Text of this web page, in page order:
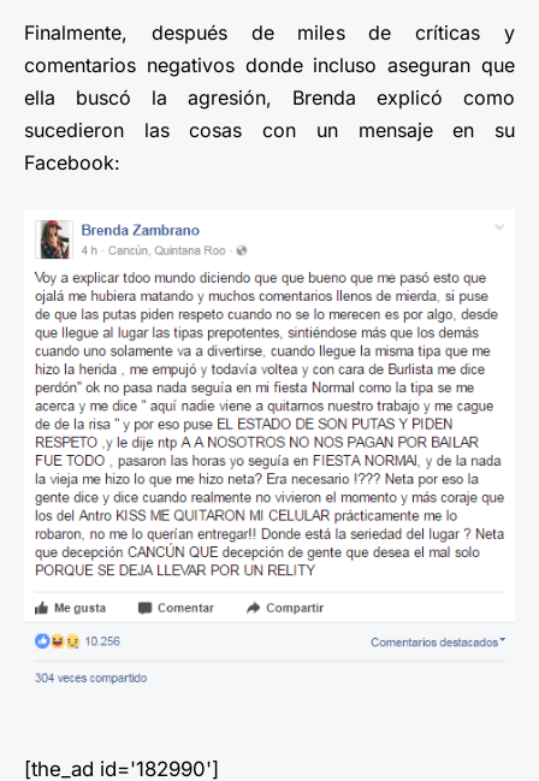
Finalmente, después de miles de críticas y
comentarios negativos donde incluso aseguran que
ella buscó la agresión, Brenda explicó como
sucedieron las cosas con un mensaje en su
Facebook:
[the_ad id='182990']